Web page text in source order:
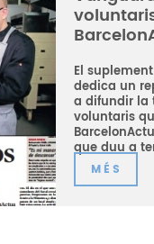
El
dedica un
a difundir la
voluntaris
que duu a
MÉS